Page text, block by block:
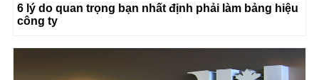
6 lý do quan trọng bạn nhất định phải làm bảng hiệu
công ty